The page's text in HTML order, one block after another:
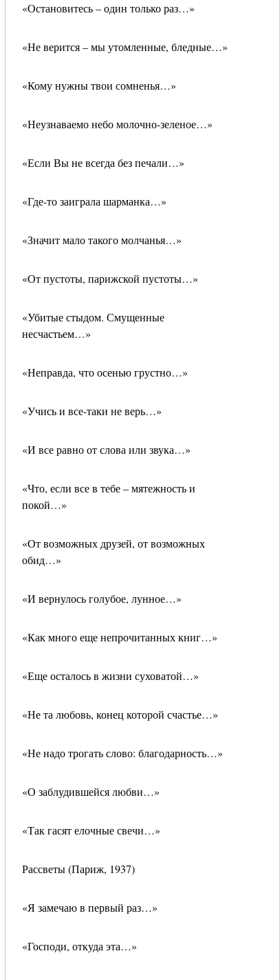
«Остановитесь – один только раз…»
«Не верится – мы утомленные, бледные…»
«Кому нужны твои сомненья…»
«Неузнаваемо небо молочно-зеленое…»
«Если Вы не всегда без печали…»
«Где-то заиграла шарманка…»
«Значит мало такого молчанья…»
«От пустоты, парижской пустоты…»
«Убитые стыдом. Смущенные
несчастьем…»
«Неправда, что осенью грустно…»
«Учись и все-таки не верь…»
«И все равно от слова или звука…»
«Что, если все в тебе – мятежность и
покой…»
«От возможных друзей, от возможных
обид…»
«И вернулось голубое, лунное…»
«Как много еще непрочитанных книг…»
«Еще осталось в жизни суховатой…»
«Не та любовь, конец которой счастье…»
«Не надо трогать слово: благодарность…»
«О заблудившейся любви…»
«Так гасят елочные свечи…»
Рассветы (Париж, 1937)
«Я замечаю в первый раз…»
«Господи, откуда эта…»